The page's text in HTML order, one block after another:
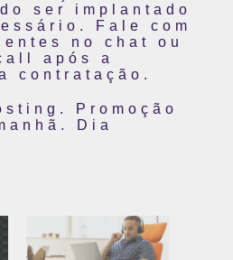
ser implantado
Fale com
no chat ou
após a
contratação.
Promoção
Dia